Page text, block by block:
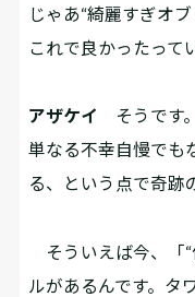
じゃあ“綺麗すぎオ
これで良かったって
アザケイ
そうです
単なる不幸自慢でも
る、という点で奇跡
そういえば今、「“
ルがあるんです。タ